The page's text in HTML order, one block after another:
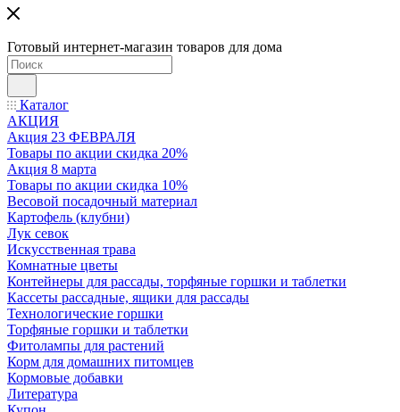
Готовый интернет-магазин товаров для дома
Каталог
АКЦИЯ
Акция 23 ФЕВРАЛЯ
Товары по акции скидка 20%
Акция 8 марта
Товары по акции скидка 10%
Весовой посадочный материал
Картофель (клубни)
Лук севок
Искусственная трава
Комнатные цветы
Контейнеры для рассады, торфяные горшки и таблетки
Кассеты рассадные, ящики для рассады
Технологические горшки
Торфяные горшки и таблетки
Фитолампы для растений
Корм для домашних питомцев
Кормовые добавки
Литература